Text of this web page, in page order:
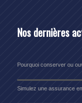
Nos dernières
Pourquoi conserver ou
Simulez une assurance